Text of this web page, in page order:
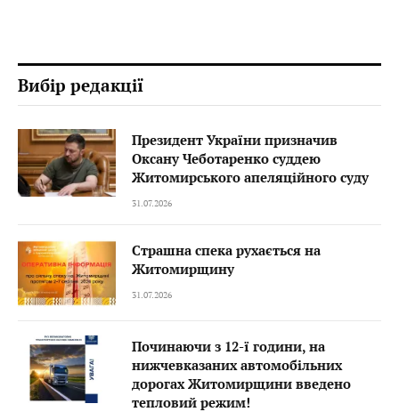
Вибір редакції
Президент України призначив
Оксану Чеботаренко суддею
Житомирського апеляційного суду
31.07.2026
Страшна спека рухається на
Житомирщину
31.07.2026
Починаючи з 12-ї години, на
нижчевказаних автомобільних
дорогах Житомирщини введено
тепловий режим!